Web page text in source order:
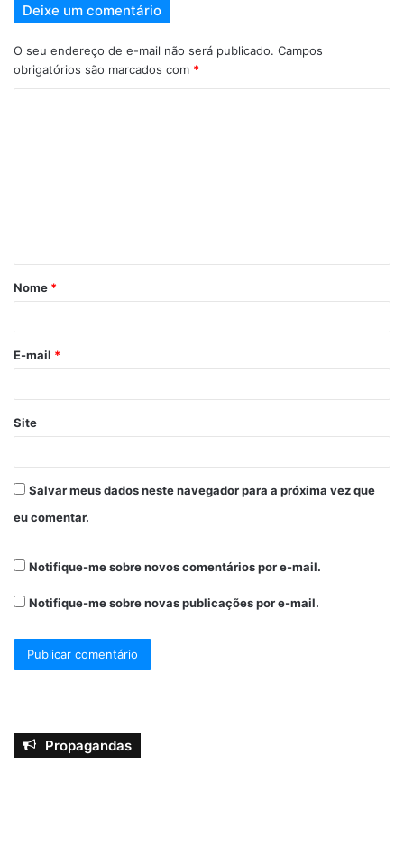
Deixe um comentário
O seu endereço de e-mail não será publicado. Campos
obrigatórios são marcados com *
Nome *
E-mail *
Site
Salvar meus dados neste navegador para a próxima vez que
eu comentar.
Notifique-me sobre novos comentários por e-mail.
Notifique-me sobre novas publicações por e-mail.
Propagandas